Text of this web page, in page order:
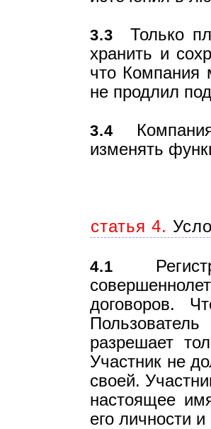
3.3 Только
хранить и
что Компания
не продлил
3.4 Компания
изменять
статья 4.
4.1
договоров.
разрешает
Участник не
своей.
настоящее
его личности